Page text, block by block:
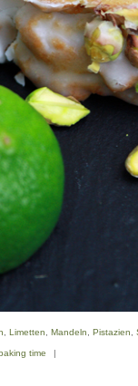
Limetten Mandeln Pistazien
time |